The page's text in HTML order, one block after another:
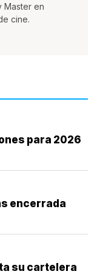
Master en
cine.
para 2026
encerrada
su cartelera